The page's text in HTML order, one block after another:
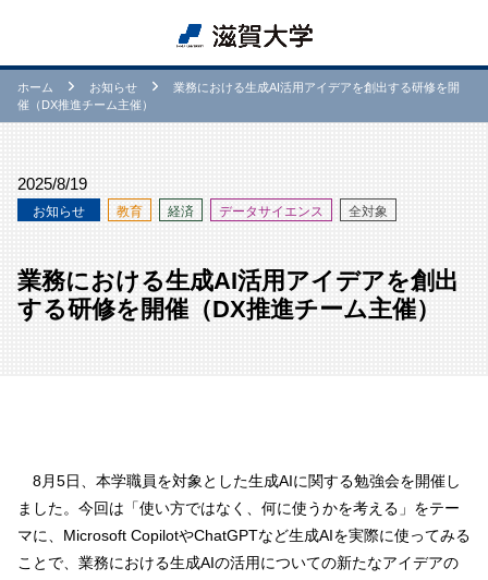
ホーム お知らせ
業務における生成AI活用アイデアを創出する研修を開
催（DX推進チーム主催）
2025/8/19
お知らせ 教育 経済 データサイエンス 全対象
業務における生成AI活用アイデアを創出
する研修を開催（DX推進チーム主催）
8月5日、本学職員を対象とした生成AIに関する勉強会を開催し
ました。今回は「使い方ではなく、何に使うかを考える」をテー
マに、Microsoft CopilotやChatGPTなど生成AIを実際に使ってみる
ことで、業務における生成AIの活用についての新たなアイデアの